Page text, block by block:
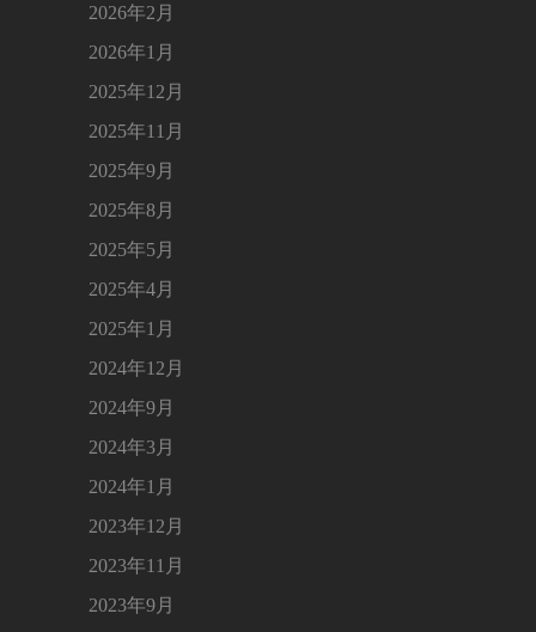
2026年2月
2026年1月
2025年12月
2025年11月
2025年9月
2025年8月
2025年5月
2025年4月
2025年1月
2024年12月
2024年9月
2024年3月
2024年1月
2023年12月
2023年11月
2023年9月